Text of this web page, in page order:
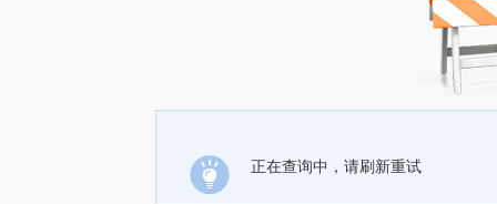
正在查询中，请刷新重试